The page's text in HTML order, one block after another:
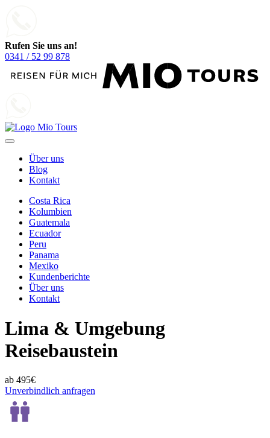
Rufen Sie uns an!
0341 / 52 99 878
Über uns
Blog
Kontakt
Costa Rica
Kolumbien
Guatemala
Ecuador
Peru
Panama
Mexiko
Kundenberichte
Über uns
Kontakt
Lima & Umgebung
Reisebaustein
ab 495€
Unverbindlich anfragen